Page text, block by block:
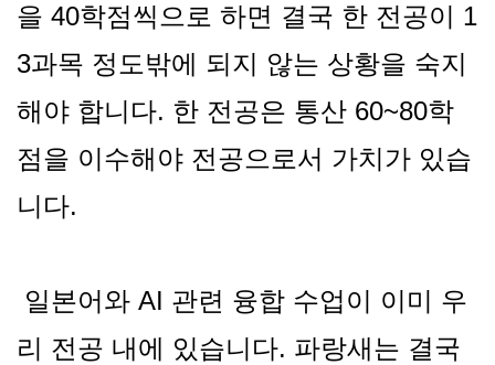
을 40학점씩으로 하면 결국 한 전공이 1
3과목 정도밖에 되지 않는 상황을 숙지
해야 합니다. 한 전공은 통산 60~80학
점을 이수해야 전공으로서 가치가 있습
니다.
일본어와 AI 관련 융합 수업이 이미 우
리 전공 내에 있습니다. 파랑새는 결국